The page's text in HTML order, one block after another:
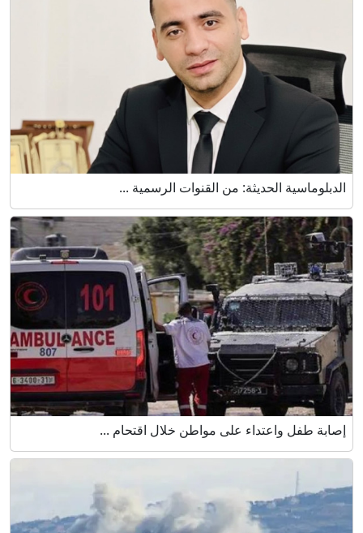
الدبلوماسية الحديثة: من القنوات الرسمية ...
إصابة طفل واعتداء على مواطن خلال اقتحام ...